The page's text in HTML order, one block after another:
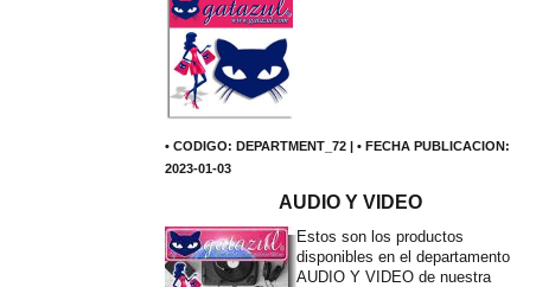
• CODIGO: DEPARTMENT_72 | • FECHA PUBLICACION:
2023-01-03
AUDIO Y VIDEO
Estos son los productos
disponibles en el departamento
AUDIO Y VIDEO de nuestra